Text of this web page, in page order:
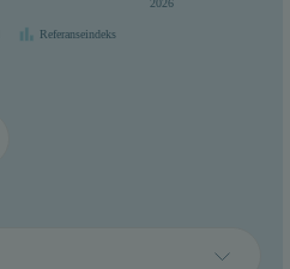
Referanseindeks